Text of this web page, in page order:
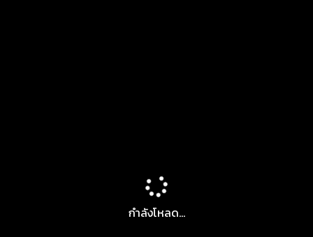
กำลังโหลด...